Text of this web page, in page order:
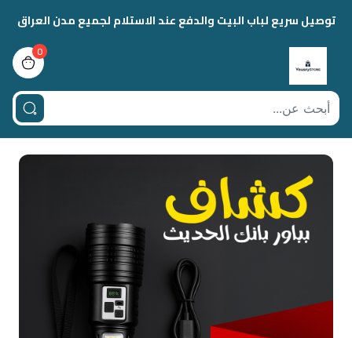
توصيل سريع لباب البيت والدفع عند الاستلام لجميع مدن العراق
0
bag